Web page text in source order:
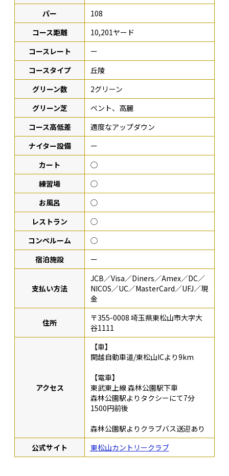
パー
108
コース距離
10,201ヤード
コースレート
ー
コースタイプ
丘陵
グリーン数
2グリーン
グリーン芝
ベント、高麗
コース高低差
適度なアップダウン
ナイター設備
ー
カート
◯
練習場
◯
お風呂
◯
レストラン
◯
コンペルーム
◯
宿泊施設
ー
支払い方法
JCB／Visa／Diners／Amex／DC／
NICOS／UC／MasterCard／UFJ／現
金
住所
〒355-0008 埼玉県東松山市大字大
谷1111
アクセス
【車】
関越自動車道/東松山ICより9km
【電車】
東武東上線 森林公園駅下車
森林公園駅よりタクシーにて7分
1500円前後
森林公園駅よりクラブバス送迎あり
公式サイト
東松山カントリークラブ